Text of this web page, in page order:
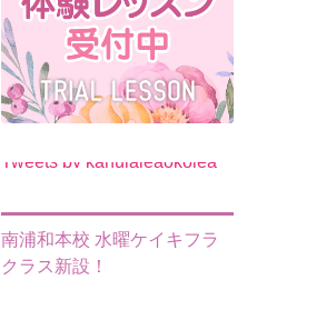
Tweets by kahulaleaokolea
南浦和本校 水曜ケイキフラ
クラス新設！